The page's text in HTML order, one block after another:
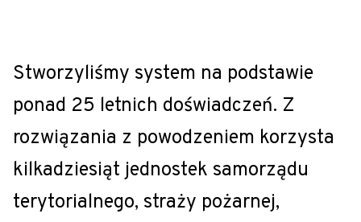
Stworzyliśmy system na podstawie
ponad 25 letnich doświadczeń. Z
rozwiązania z powodzeniem korzysta
kilkadziesiąt jednostek samorządu
terytorialnego, straży pożarnej,